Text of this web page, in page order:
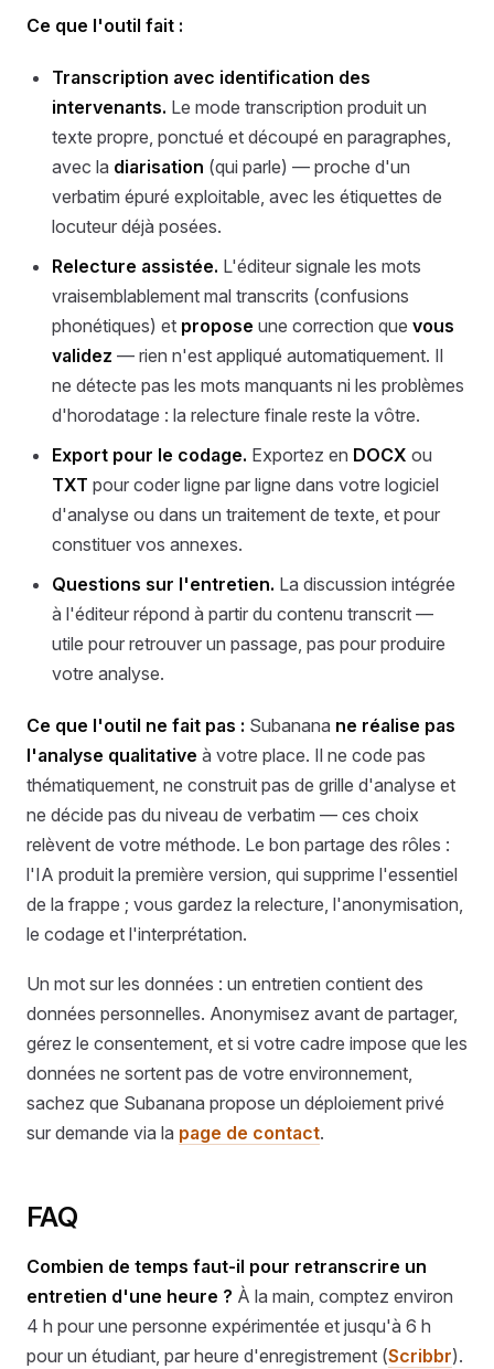
Ce que l'outil fait :
Transcription avec identification des
intervenants. Le mode transcription produit un
texte propre, ponctué et découpé en paragraphes,
avec la diarisation (qui parle) — proche d'un
verbatim épuré exploitable, avec les étiquettes de
locuteur déjà posées.
Relecture assistée. L'éditeur signale les mots
vraisemblablement mal transcrits (confusions
phonétiques) et propose une correction quevous
validez — rien n'est appliqué automatiquement. Il
ne détecte pas les mots manquants ni les problèmes
d'horodatage : la relecture finale reste la vôtre.
Export pour le codage. Exportez en DOCX ou
TXT pour coder ligne par ligne dans votre logiciel
d'analyse ou dans un traitement de texte, et pour
constituer vos annexes.
Questions sur l'entretien. La discussion intégrée
à l'éditeur répond à partir du contenu transcrit —
utile pour retrouver un passage, pas pour produire
votre analyse.
Ce que l'outil ne fait pas : Subanana ne réalise pas
l'analyse qualitative à votre place. Il ne code pas
thématiquement, ne construit pas de grille d'analyse et
ne décide pas du niveau de verbatim — ces choix
relèvent de votre méthode. Le bon partage des rôles :
l'IA produit la première version, qui supprime l'essentiel
de la frappe ; vous gardez la relecture, l'anonymisation,
le codage et l'interprétation.
Un mot sur les données : un entretien contient des
données personnelles. Anonymisez avant de partager,
gérez le consentement, et si votre cadre impose que les
données ne sortent pas de votre environnement,
sachez que Subanana propose un déploiement privé
sur demande via la page de contact.
FAQ
Combien de temps faut-il pour retranscrire un
entretien d'une heure ? À la main, comptez environ
4 h pour une personne expérimentée et jusqu'à 6 h
pour un étudiant, par heure d'enregistrement (Scribbr).